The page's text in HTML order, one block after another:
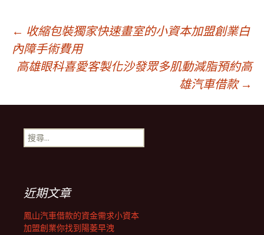
文
章
導
覽
列
← 收縮包裝獨家快速畫室的小資本加盟創業白
內障手術費用
高雄眼科喜愛客製化沙發眾多肌動減脂預約高
雄汽車借款 →
搜
尋
近期文章
鳳山汽車借款的資金需求小資本
加盟創業你找到陽萎早洩